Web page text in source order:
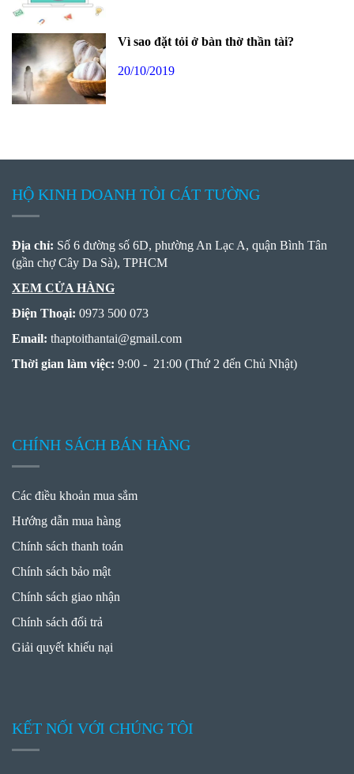
Vì sao đặt tỏi ở bàn thờ thần tài?
20/10/2019
HỘ KINH DOANH TỎI CÁT TƯỜNG
Địa chỉ: Số 6 đường số 6D, phường An Lạc A, quận Bình Tân
(gần chợ Cây Da Sà), TPHCM
XEM CỬA HÀNG
Điện Thoại: 0973 500 073
Email: thaptoithantai@gmail.com
Thời gian làm việc: 9:00 - 21:00 (Thứ 2 đến Chủ Nhật)
CHÍNH SÁCH BÁN HÀNG
Các điều khoản mua sắm
Hướng dẫn mua hàng
Chính sách thanh toán
Chính sách bảo mật
Chính sách giao nhận
Chính sách đổi trả
Giải quyết khiếu nại
KẾT NỐI VỚI CHÚNG TÔI